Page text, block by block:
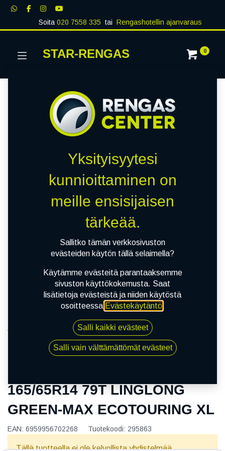
Soita020 7558 335 tai Rengashotellin ajanvaraus
STAR-RENGAS 0
165/65R14 79T LINGLONG GREEN-MAX
ECOTOURING XL
165/65R14 79T LINGLONG
GREEN-MAX ECOTOURING XL
EAN: 6959956702268 Tuotekoodi: 295863
Tällä tuotteella ei ole kelvollista yhdistelmää.
Yksityisyytesi
kunnioittaminen on
meille ensisijaisen
tärkeää.
Sallitko tämän verkkosivuston
evästeiden käytön tällä selaimella?
Käytämme evästeitä parantaaksemme
sivuston käyttökokemusta. Saat
lisätietoja evästeistä ja niiden käytöstä
osoitteessa Evästekäytäntö.
Salli kaikki evästeet
Salli vain välttämättömät evästeet